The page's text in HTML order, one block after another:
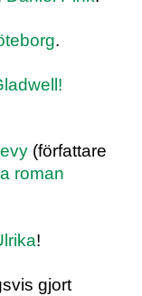
.
(författare
roman
!
gjort